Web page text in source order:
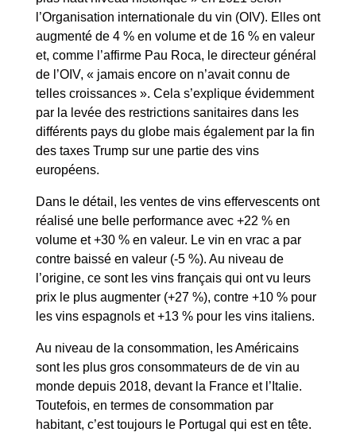
l’Organisation internationale du vin (OIV). Elles ont
augmenté de 4 % en volume et de 16 % en valeur
et, comme l’affirme Pau Roca, le directeur général
de l’OIV, « jamais encore on n’avait connu de
telles croissances ». Cela s’explique évidemment
par la levée des restrictions sanitaires dans les
différents pays du globe mais également par la fin
des taxes Trump sur une partie des vins
européens.
Dans le détail, les ventes de vins effervescents ont
réalisé une belle performance avec +22 % en
volume et +30 % en valeur. Le vin en vrac a par
contre baissé en valeur (-5 %). Au niveau de
l’origine, ce sont les vins français qui ont vu leurs
prix le plus augmenter (+27 %), contre +10 % pour
les vins espagnols et +13 % pour les vins italiens.
Au niveau de la consommation, les Américains
sont les plus gros consommateurs de de vin au
monde depuis 2018, devant la France et l’Italie.
Toutefois, en termes de consommation par
habitant, c’est toujours le Portugal qui est en tête.